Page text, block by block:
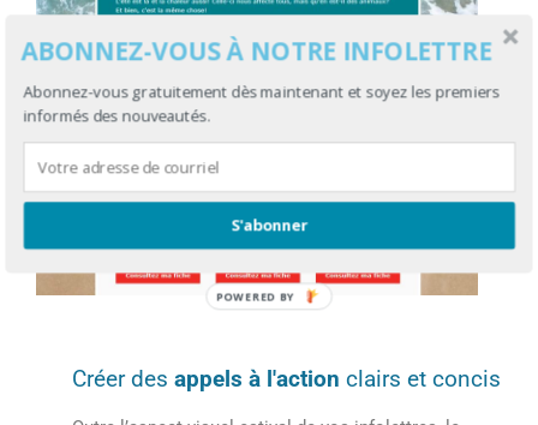
Créer des appels à l'action clairs et concis
ABONNEZ-VOUS À NOTRE INFOLETTRE
Abonnez-vous gratuitement dès maintenant et soyez les premiers
informés des nouveautés.
S'abonner